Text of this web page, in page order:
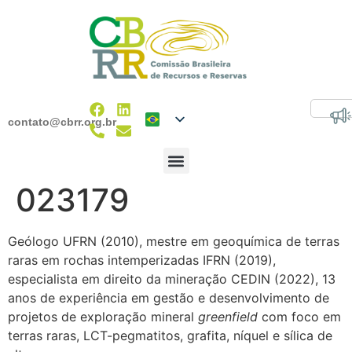
contato@cbrr.org.br
023179
Geólogo UFRN (2010), mestre em geoquímica de terras
raras em rochas intemperizadas IFRN (2019),
especialista em direito da mineração CEDIN (2022), 13
anos de experiência em gestão e desenvolvimento de
projetos de exploração mineral greenfield com foco em
terras raras, LCT-pegmatitos, grafita, níquel e sílica de